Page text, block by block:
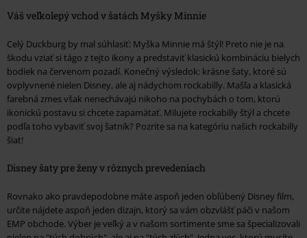
Váš veľkolepý vchod v šatách Myšky Minnie
Celý Duckburg by mal súhlasiť: Myška Minnie má štýl! Preto nie je na
škodu vziať si tágo z tejto ikony a predstaviť klasickú kombináciu bielych
bodiek na červenom pozadí. Konečný výsledok: krásne šaty, ktoré sú
ovplyvnené nielen Disney, ale aj nádychom rockabilly. Mašľa a klasická
farebná zmes však nenechávajú nikoho na pochybách o tom, ktorú
ikonickú postavu si chcete zapamätať. Milujete rockabilly štýl a chcete
podľa toho vybaviť svoj šatník? Pozrite sa na kategóriu našich rockabilly
šiat!
Disney šaty pre ženy v rôznych prevedeniach
Rovnako ako pravdepodobne máte aspoň jeden obľúbený Disney film,
určite nájdete aspoň jeden dizajn, ktorý sa vám obzvlášť páči v našom
EMP obchode. Výber je veľký a v našom sortimente sme sa špecializovali